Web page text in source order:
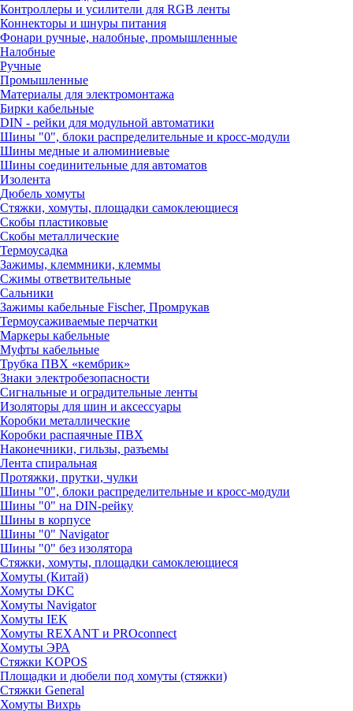
Контроллеры и усилители для RGB ленты
Коннекторы и шнуры питания
Фонари ручные, налобные, промышленные
Налобные
Ручные
Промышленные
Материалы для электромонтажа
Бирки кабельные
DIN - рейки для модульной автоматики
Шины "0", блоки распределительные и кросс-модули
Шины медные и алюминиевые
Шины соединительные для автоматов
Изолента
Дюбель хомуты
Стяжки, хомуты, площадки самоклеющиеся
Скобы пластиковые
Скобы металлические
Термоусадка
Зажимы, клеммники, клеммы
Сжимы ответвительные
Сальники
Зажимы кабельные Fischer, Промрукав
Термоусаживаемые перчатки
Маркеры кабельные
Муфты кабельные
Трубка ПВХ «кембрик»
Знаки электробезопасности
Сигнальные и оградительные ленты
Изоляторы для шин и аксессуары
Коробки металлические
Коробки распаячные ПВХ
Наконечники, гильзы, разъемы
Лента спиральная
Протяжки, прутки, чулки
Шины "0", блоки распределительные и кросс-модули
Шины "0" на DIN-рейку
Шины в корпусе
Шины "0" Navigator
Шины "0" без изолятора
Стяжки, хомуты, площадки самоклеющиеся
Хомуты (Китай)
Хомуты DKC
Хомуты Navigator
Хомуты IEK
Хомуты REXANT и PROconnect
Хомуты ЭРА
Стяжки KOPOS
Площадки и дюбели под хомуты (стяжки)
Стяжки General
Хомуты Вихрь